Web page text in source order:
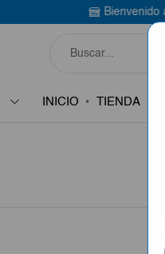
Bienvenido a Esencial Pack
INICIO TIENDA